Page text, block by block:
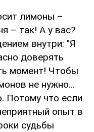
лимоны –
– так! А у вас?
внутри: "Я
доверять
момент! Чтобы
не нужно...
Потому что если
опыт в
судьбы